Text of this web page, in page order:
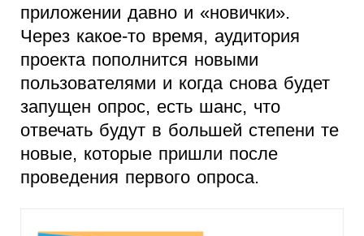
приложении давно и «новички».
Через какое-то время, аудитория
проекта пополнится новыми
пользователями и когда снова будет
запущен опрос, есть шанс, что
отвечать будут в большей степени те
новые, которые пришли после
проведения первого опроса.